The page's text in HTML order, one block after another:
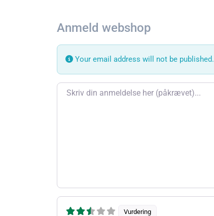
Anmeld webshop
Your email address will not be published.
Review text
Vurdering